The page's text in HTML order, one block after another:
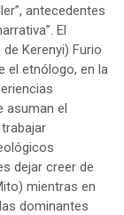
antecedentes
El
Kerenyi) Furio
el etnólogo, en la
asuman el
dejar creer de
mientras en
dominantes